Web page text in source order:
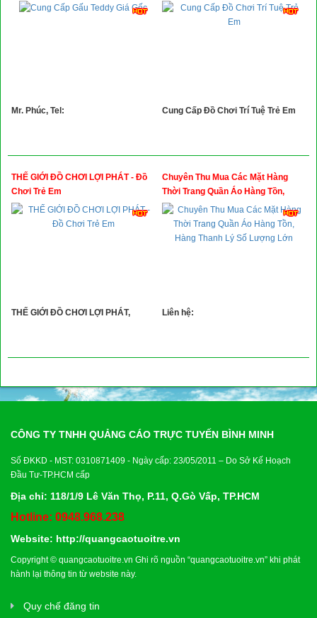
Tổng Hợp
Mr. Phúc, Tel: Cung Cấp Đồ Chơi Trí Tuệ Trẻ Em
THẾ GIỚI ĐỒ CHƠI LỢI PHÁT - Đồ
Chơi Trẻ Em
THẾ GIỚI ĐỒ CHƠI LỢI PHÁT,
Chuyên Thu Mua Các Mặt Hàng
Thời Trang Quần Áo Hàng Tồn,
Hàng Thanh Lý Số Lượng Lớn
Liên hệ:
CÔNG TY TNHH QUẢNG CÁO TRỰC TUYẾN BÌNH MINH
Số ĐKKD - MST: 0310871409 - Ngày cấp: 23/05/2011 – Do Sở Kế Hoạch
Đầu Tư-TP.HCM cấp
Địa chỉ: 118/1/9 Lê Văn Thọ, P.11, Q.Gò Vấp, TP.HCM
Hotline: 0948.968.238
Website: http://quangcaotuoitre.vn
Copyright © quangcaotuoitre.vn Ghi rõ nguồn “quangcaotuoitre.vn” khi phát
hành lại thông tin từ website này.
Quy chế đăng tin